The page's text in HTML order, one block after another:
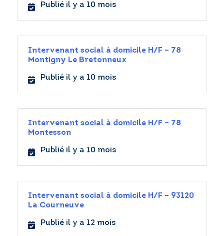
Publié il y a 10 mois
Intervenant social à domicile H/F – 78
Montigny Le Bretonneux
Publié il y a 10 mois
Intervenant social à domicile H/F – 78
Montesson
Publié il y a 10 mois
Intervenant social à domicile H/F – 93120
La Courneuve
Publié il y a 12 mois